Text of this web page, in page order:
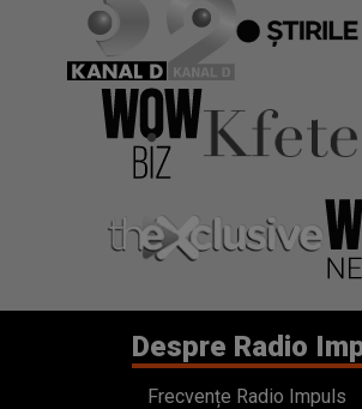
Despre Radio
Frecvențe Radio Impuls